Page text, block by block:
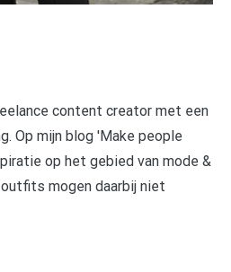
content creator met een
Op mijn blog 'Make people
op het gebied van mode &
mogen daarbij niet